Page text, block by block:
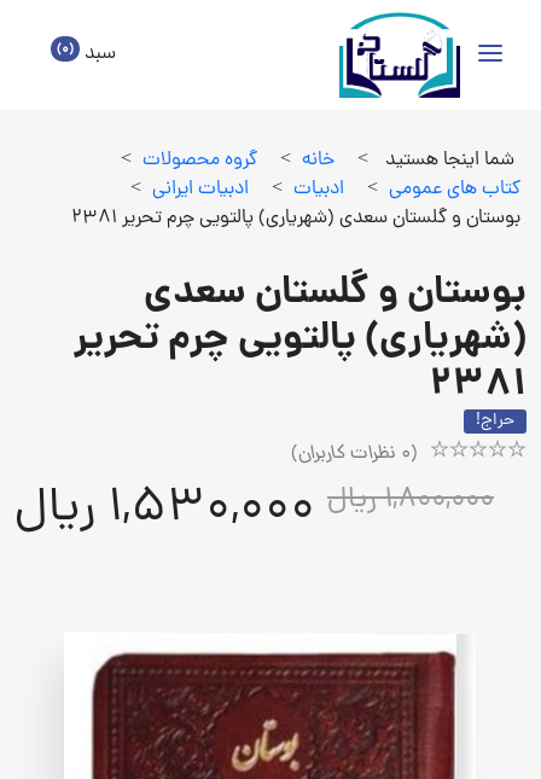
سبد (0)
شما اینجا هستید > خانه > گروه محصولات >
كتاب هاي عمومي > ادبيات > ادبيات ايراني >
بوستان و گلستان سعدی (شهریاری) پالتویی چرم تحریر 2381
بوستان و گلستان سعدی
(شهریاری) پالتویی چرم تحریر
2381
حراج!
5.00
(
0 نظرات کاربران)
1,800,000 ریال 1,530,000 ریال